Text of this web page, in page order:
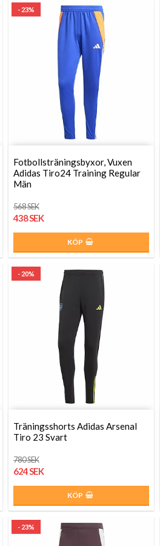
- 23%
Fotbollsträningsbyxor, Vuxen
Adidas Tiro24 Training Regular
Män
568 SEK
438 SEK
KÖP
- 20%
Träningsshorts Adidas Arsenal
Tiro 23 Svart
780 SEK
624 SEK
KÖP
- 23%